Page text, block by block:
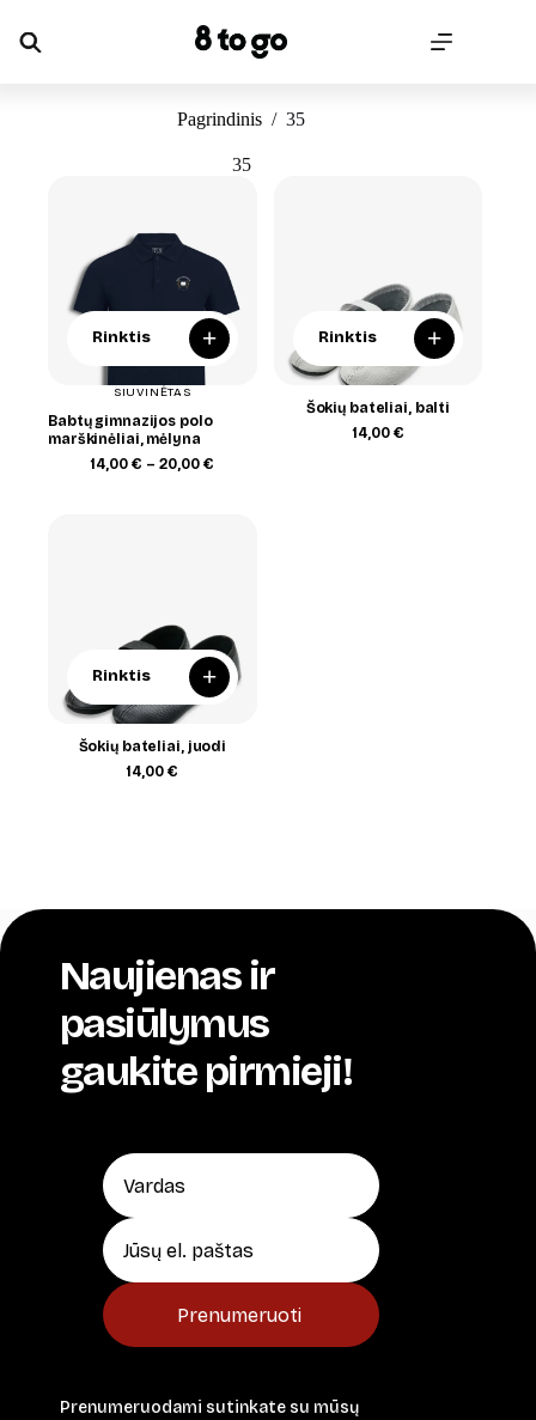
content
Pagrindinis / 35
35
Rinktis +
SIUVINĖTAS
Babtų gimnazijos polo
marškinėliai, mėlyna
14,00€ – 20,00€
Rinktis +
Šokių bateliai, balti
14,00 €
Rinktis +
Šokių bateliai, juodi
14,00€
Naujienas ir
pasiūlymus
gaukite pirmieji!
Prenumeruoti
Prenumeruodami sutinkate su mūsų